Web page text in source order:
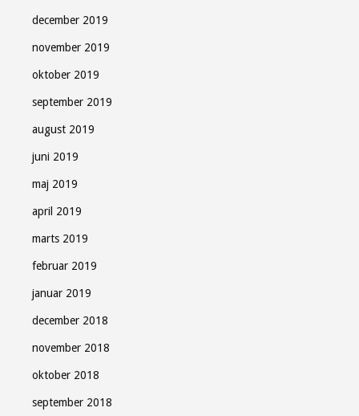
december 2019
november 2019
oktober 2019
september 2019
august 2019
juni 2019
maj 2019
april 2019
marts 2019
februar 2019
januar 2019
december 2018
november 2018
oktober 2018
september 2018